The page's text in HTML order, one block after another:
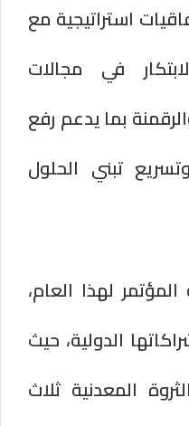
استراتيجية مع
في مجالات
بما يدعم رفع
تبني الحلول
لهذا العام،
الدولية، حيث
المعدنية ثلاث